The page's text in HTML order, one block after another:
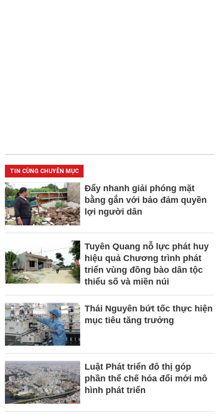
TIN CÙNG CHUYÊN MỤC
Đẩy nhanh giải phóng mặt
bằng gắn với bảo đảm quyền
lợi người dân
Tuyên Quang nỗ lực phát huy
hiệu quả Chương trình phát
triển vùng đồng bào dân tộc
thiểu số và miền núi
Thái Nguyên bứt tốc thực hiện
mục tiêu tăng trưởng
Luật Phát triển đô thị góp
phần thể chế hóa đổi mới mô
hình phát triển